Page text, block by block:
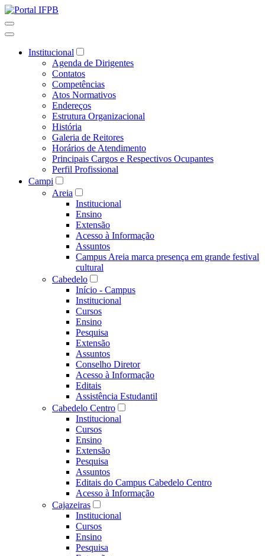
Institucional
Agenda de Dirigentes
Contatos
Competências
Atos Normativos
Endereços
Estrutura Organizacional
História
Galeria de Reitores
Horários de Atendimento
Principais Cargos e Respectivos Ocupantes
Perfil Profissional
Campi
Areia
Institucional
Ensino
Extensão
Acesso à Informação
Assuntos
Campus Areia marca presença em grande festival
cultural
Cabedelo
Início - Campus
Institucional
Cursos
Ensino
Pesquisa
Extensão
Assuntos
Conselho Diretor
Acesso à Informação
Editais
Assistência Estudantil
Cabedelo Centro
Institucional
Cursos
Ensino
Extensão
Pesquisa
Assuntos
Editais do Campus Cabedelo Centro
Acesso à Informação
Cajazeiras
Institucional
Cursos
Ensino
Pesquisa